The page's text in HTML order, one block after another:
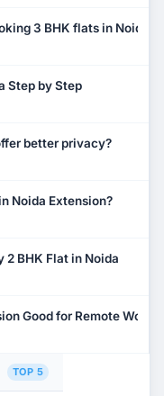
3 BHK flats in Noida?
Step by Step
better privacy?
Noida Extension?
2 BHK Flat in Noida
Good for Remote Work?
TOP 5